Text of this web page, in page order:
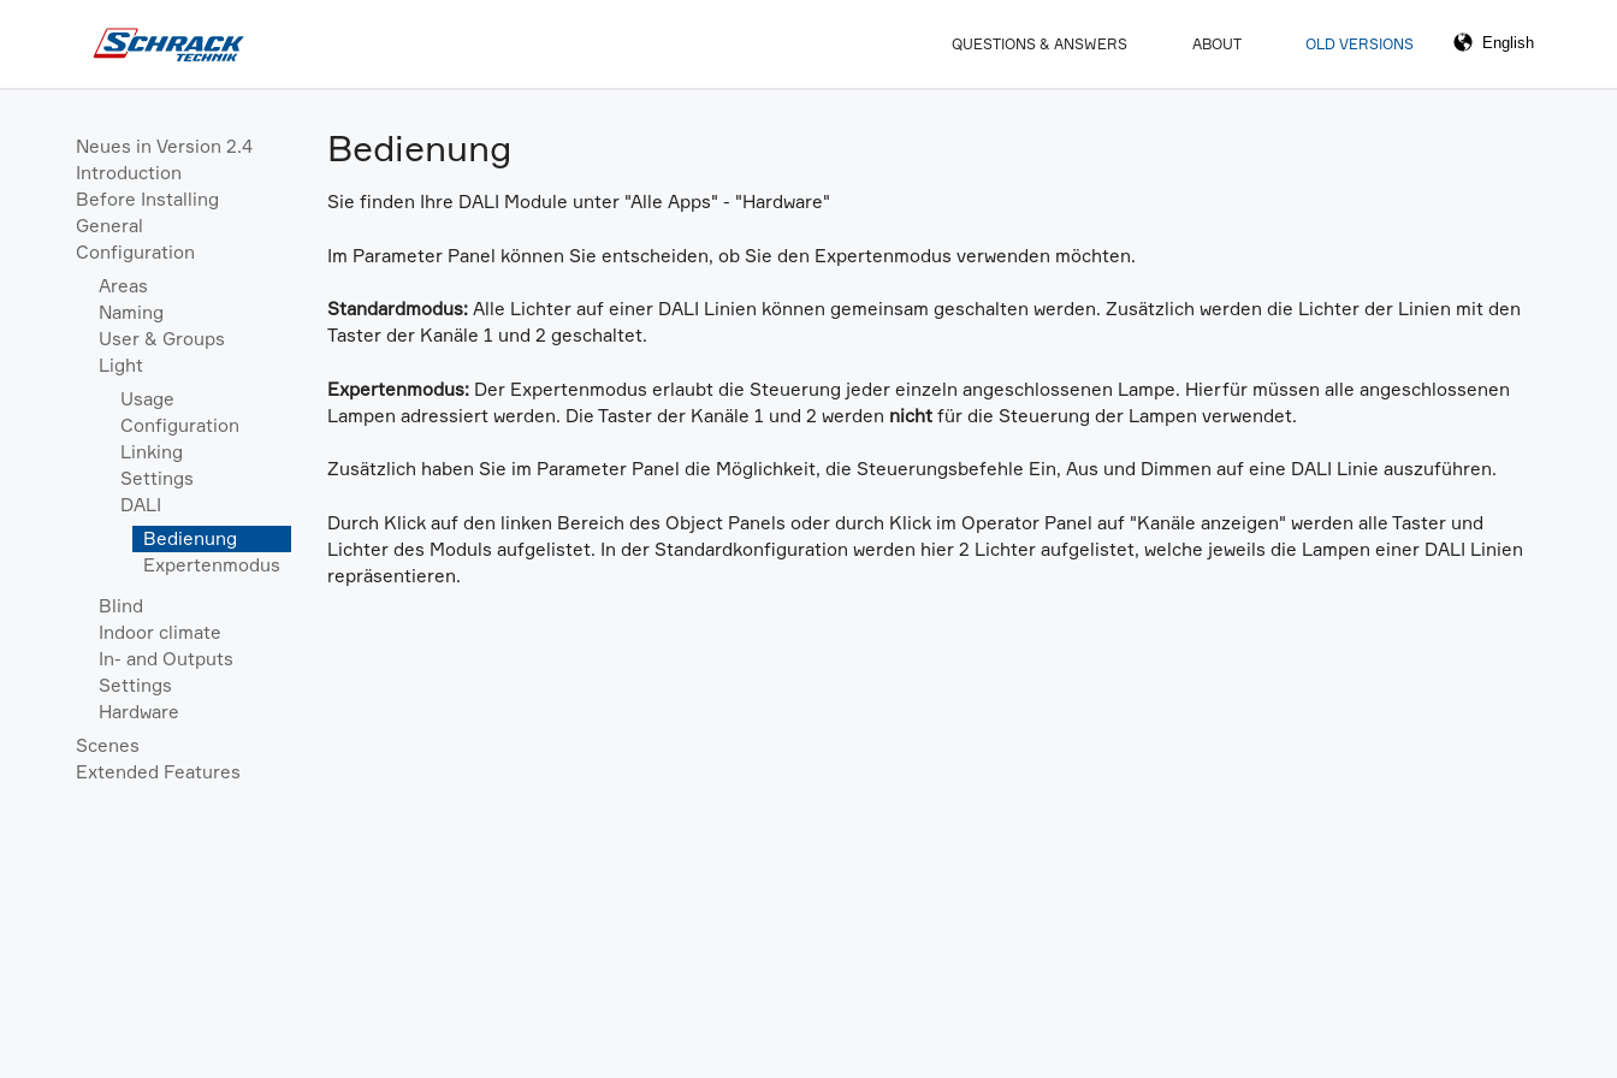
QUESTIONS & ANSWERS ABOUT OLD VERSIONS
Neues in Version 2.4
Introduction
Before Installing
General
Configuration
Areas
Naming
User & Groups
Light
Usage
Configuration
Linking
Settings
DALI
Bedienung
Expertenmodus
Blind
Indoor climate
In- and Outputs
Settings
Hardware
Scenes
Extended Features
Bedienung
Sie finden Ihre DALI Module unter "Alle Apps" - "Hardware"
Im Parameter Panel können Sie entscheiden, ob Sie den Expertenmodus verwenden möchten.
Standardmodus: Alle Lichter auf einer DALI Linien können gemeinsam geschalten werden. Zusätzlich werden die Lichter der Linien mit den
Taster der Kanäle 1 und 2 geschaltet.
Expertenmodus: Der Expertenmodus erlaubt die Steuerung jeder einzeln angeschlossenen Lampe. Hierfür müssen alle angeschlossenen
Lampen adressiert werden. Die Taster der Kanäle 1 und 2 werden nicht für die Steuerung der Lampen verwendet.
Zusätzlich haben Sie im Parameter Panel die Möglichkeit, die Steuerungsbefehle Ein, Aus und Dimmen auf eine DALI Linie auszuführen.
Durch Klick auf den linken Bereich des Object Panels oder durch Klick im Operator Panel auf "Kanäle anzeigen" werden alle Taster und
Lichter des Moduls aufgelistet. In der Standardkonfiguration werden hier 2 Lichter aufgelistet, welche jeweils die Lampen einer DALI Linien
repräsentieren.